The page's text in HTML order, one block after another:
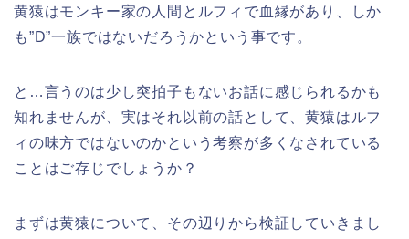
黄猿はモンキー家の人間とルフィで血縁があり、しか
も”D”一族ではないだろうかという事です。
と…言うのは少し突拍子もないお話に感じられるかも
知れませんが、実はそれ以前の話として、黄猿はルフ
ィの味方ではないのかという考察が多くなされている
ことはご存じでしょうか？
まずは黄猿について、その辺りから検証していきまし